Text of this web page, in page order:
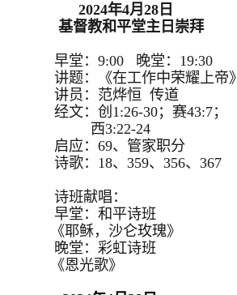
2024年4月28日
基督教和平堂主日崇拜
早堂：9:00 晚堂：19:30
讲题：《在工作中荣耀上帝》
讲员：范烨恒 传道
经文：创1:26-30；赛43:7；
西3:22-24
启应：69、管家职分
诗歌：18、359、356、367
诗班献唱：
早堂：和平诗班
《耶稣，沙仑玫瑰》
晚堂：彩虹诗班
《恩光歌》